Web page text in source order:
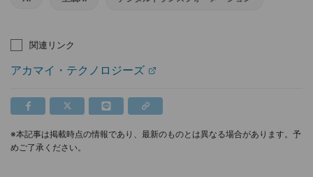
関連リンク
アカマイ・テクノロジーズ
※本記事は掲載時点の情報であり、最新のものとは異なる場合があります。予
めご了承ください。